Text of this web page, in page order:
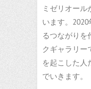
ミゼリオール
います。2020
るつながりを
クギャラリー
を起こした人
でいきます。